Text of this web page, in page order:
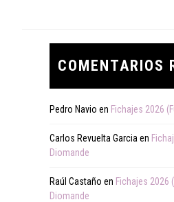
COMENTARIOS
Pedro Navio en Fichajes 2026
Carlos Revuelta Garcia en
Diomande
Raúl Castaño en Fichajes 2026
Diomande